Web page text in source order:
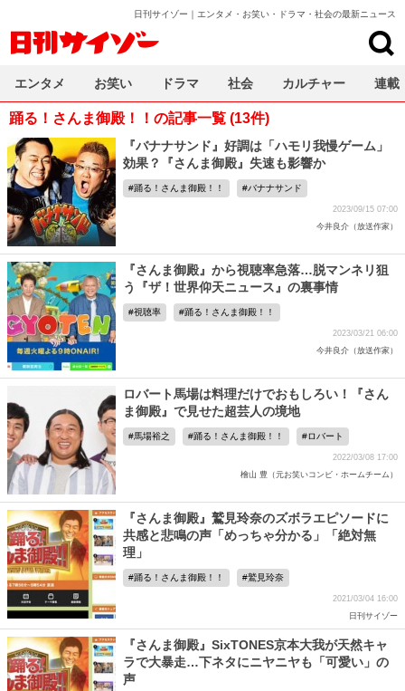
日刊サイゾー｜エンタメ・お笑い・ドラマ・社会の最新ニュース
踊る！さんま御殿！！の記事一覧 (13件)
『バナナサンド』好調は「ハモリ我慢ゲーム」
効果？『さんま御殿』失速も影響か
踊る！さんま御殿！！ バナナサンド
2023/09/15 07:00
今井良介（放送作家）
『さんま御殿』から視聴率急落…脱マンネリ狙
う『ザ！世界仰天ニュース』の裏事情
視聴率 踊る！さんま御殿！！
2023/03/21 06:00
今井良介（放送作家）
ロバート馬場は料理だけでおもしろい！『さん
ま御殿』で見せた超芸人の境地
馬場裕之 踊る！さんま御殿！！ ロバート
2022/03/08 17:00
檜山 豊（元お笑いコンビ・ホームチーム）
『さんま御殿』鷲見玲奈のズボラエピソードに
共感と悲鳴の声「めっちゃ分かる」「絶対無
理」
踊る！さんま御殿！！ 鷲見玲奈
2021/03/04 16:00
日刊サイゾー
『さんま御殿』SixTONES京本大我が天然キャ
ラで大暴走…下ネタにニヤニヤも「可愛い」の
声
エンタメ お笑い ドラマ 社会 カルチャー 連載